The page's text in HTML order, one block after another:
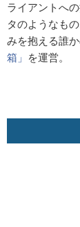
ライアントへ
タのようなも
みを抱える誰
箱」
を運営。